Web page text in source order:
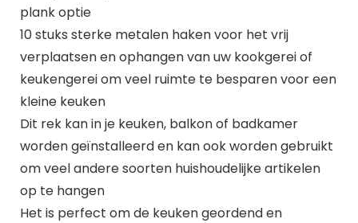
plank optie
10 stuks sterke metalen haken voor het vrij
verplaatsen en ophangen van uw kookgerei of
keukengerei om veel ruimte te besparen voor een
kleine keuken
Dit rek kan in je keuken, balkon of badkamer
worden geïnstalleerd en kan ook worden gebruikt
om veel andere soorten huishoudelijke artikelen
op te hangen
Het is perfect om de keuken geordend en